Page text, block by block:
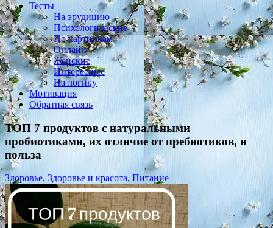
Тесты
На эрудицию
Психологические
По картинкам
Онлайн
Женские
Интересные
На логику
Мотивация
Обратная связь
ТОП 7 продуктов с натуральными
пробиотиками, их отличие от пребиотиков, и
польза
Здоровье, Здоровье и красота, Питание